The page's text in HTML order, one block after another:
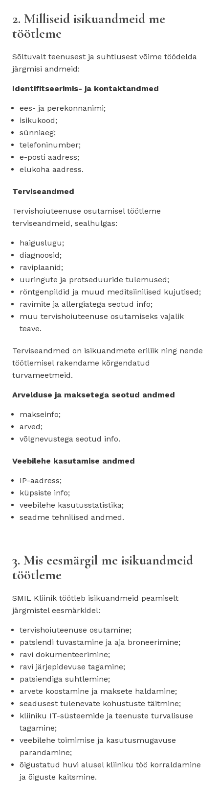
2. Milliseid isikuandmeid me
töötleme
Sõltuvalt teenusest ja suhtlusest võime töödelda
järgmisi andmeid:
Identifitseerimis- ja kontaktandmed
ees- ja perekonnanimi;
isikukood;
sünniaeg;
telefoninumber;
e-posti aadress;
elukoha aadress.
Terviseandmed
Tervishoiuteenuse osutamisel töötleme
terviseandmeid, sealhulgas:
haiguslugu;
diagnoosid;
raviplaanid;
uuringute ja protseduuride tulemused;
röntgenpildid ja muud meditsiinilised kujutised;
ravimite ja allergiatega seotud info;
muu tervishoiuteenuse osutamiseks vajalik
teave.
Terviseandmed on isikuandmete eriliik ning nende
töötlemisel rakendame kõrgendatud
turvameetmeid.
Arvelduse ja maksetega seotud andmed
makseinfo;
arved;
võlgnevustega seotud info.
Veebilehe kasutamise andmed
IP-aadress;
küpsiste info;
veebilehe kasutusstatistika;
seadme tehnilised andmed.
3. Mis eesmärgil me isikuandmeid
töötleme
SMIL Kliinik töötleb isikuandmeid peamiselt
järgmistel eesmärkidel:
tervishoiuteenuse osutamine;
patsiendi tuvastamine ja aja broneerimine;
ravi dokumenteerimine;
ravi järjepidevuse tagamine;
patsiendiga suhtlemine;
arvete koostamine ja maksete haldamine;
seadusest tulenevate kohustuste täitmine;
kliiniku IT-süsteemide ja teenuste turvalisuse
tagamine;
veebilehe toimimise ja kasutusmugavuse
parandamine;
õigustatud huvi alusel kliiniku töö korraldamine
ja õiguste kaitsmine.